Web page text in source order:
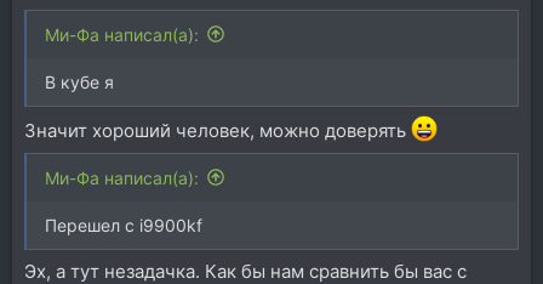
Ми-Фа написал(а):
В кубе я
Значит хороший человек, можно доверять
Ми-Фа написал(а):
Перешел с i9900kf
Эх, а тут незадачка. Как бы нам сравнить бы вас с